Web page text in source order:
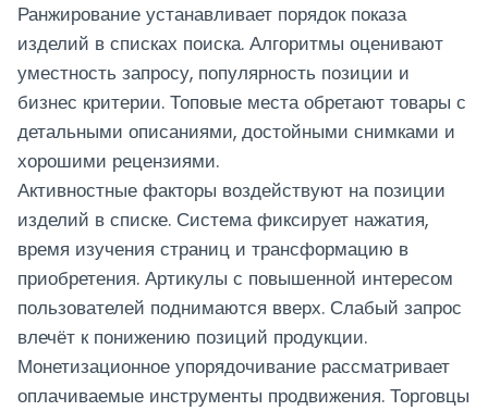
Ранжирование устанавливает порядок показа
изделий в списках поиска. Алгоритмы оценивают
уместность запросу, популярность позиции и
бизнес критерии. Топовые места обретают товары с
детальными описаниями, достойными снимками и
хорошими рецензиями.
Активностные факторы воздействуют на позиции
изделий в списке. Система фиксирует нажатия,
время изучения страниц и трансформацию в
приобретения. Артикулы с повышенной интересом
пользователей поднимаются вверх. Слабый запрос
влечёт к понижению позиций продукции.
Монетизационное упорядочивание рассматривает
оплачиваемые инструменты продвижения. Торговцы